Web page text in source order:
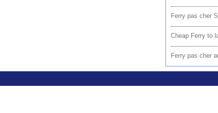
Ferry pas cher
Cheap Ferry to
Ferry pas cher